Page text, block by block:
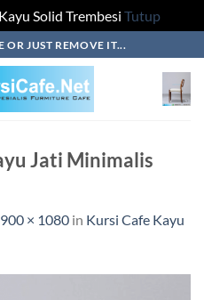
Solid Trembesi Tutup
OR JUST REMOVE IT...
Jati Minimalis
900 × 1080 in Kursi Cafe Kayu